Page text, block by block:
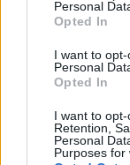
Personal
Opted In
I want to
Personal
Opted In
I want to opt-
Retention,
Personal
Purposes for
mundo.
Gate.io
2017. A troca
sendo muito útil